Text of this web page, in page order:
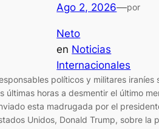
Ago 2, 2026—por
Neto
en Noticias
Internacionales
políticos y militares iraníes
últimas horas a desmentir el último
esta madrugada por el
Unidos, Donald Trump, sobre la